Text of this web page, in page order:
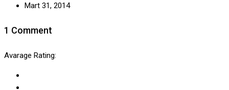
Mart 31, 2014
1 Comment
Avarage Rating: